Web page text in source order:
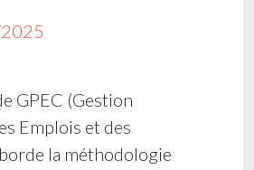
GPEC (Gestion
Emplois et des
la méthodologie